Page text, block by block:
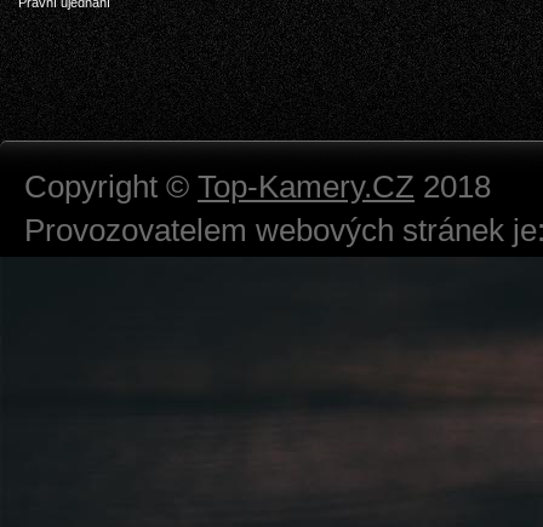
Copyright © Top-Kamery.CZ 2018
Provozovatelem webových stránek